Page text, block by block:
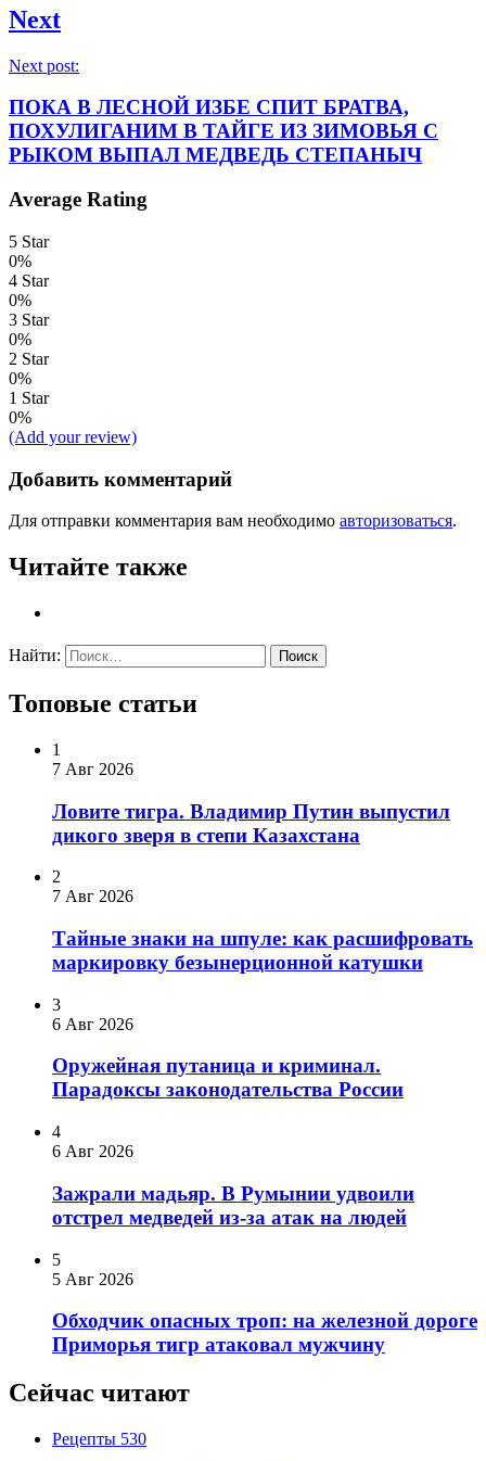
Next
Next post:
ПОКА В ЛЕСНОЙ ИЗБЕ СПИТ БРАТВА,
ПОХУЛИГАНИМ В ТАЙГЕ ИЗ ЗИМОВЬЯ С
РЫКОМ ВЫПАЛ МЕДВЕДЬ СТЕПАНЫЧ
Average Rating
5 Star
0%
4 Star
0%
3 Star
0%
2 Star
0%
1 Star
0%
(Add your review)
Добавить комментарий
Для отправки комментария вам необходимо авторизоваться.
Читайте также
Найти:
Топовые статьи
1
7 Авг 2026
Ловите тигра. Владимир Путин выпустил
дикого зверя в степи Казахстана
2
7 Авг 2026
Тайные знаки на шпуле: как расшифровать
маркировку безынерционной катушки
3
6 Авг 2026
Оружейная путаница и криминал.
Парадоксы законодательства России
4
6 Авг 2026
Зажрали мадьяр. В Румынии удвоили
отстрел медведей из-за атак на людей
5
5 Авг 2026
Обходчик опасных троп: на железной дороге
Приморья тигр атаковал мужчину
Сейчас читают
Рецепты 530